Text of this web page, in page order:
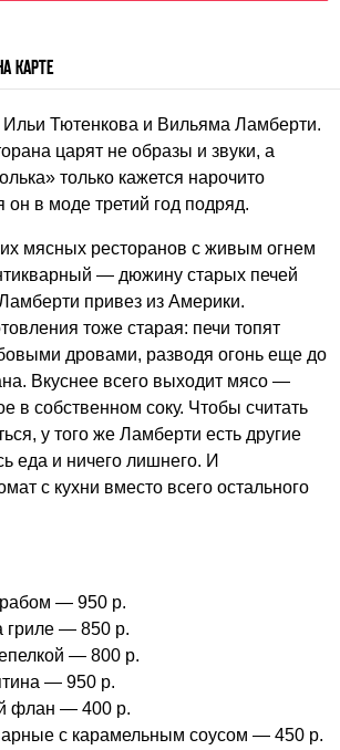
КАРТЕ
Ильи Тютенкова и Вильяма Ламберти.
царят не образы и звуки, а
только кажется нарочито
в моде третий год подряд.
мясных ресторанов с живым огнем
— дюжину старых печей
привез из Америки.
тоже старая: печи топят
дровами, разводя огонь еще до
Вкуснее всего выходит мясо —
в собственном соку. Чтобы считать
у того же Ламберти есть другие
еда и ничего лишнего. И
с кухни вместо всего остального
— 950 р.
гриле — 850 р.
— 800 р.
— 950 р.
флан — 400 р.
с карамельным соусом — 450 р.